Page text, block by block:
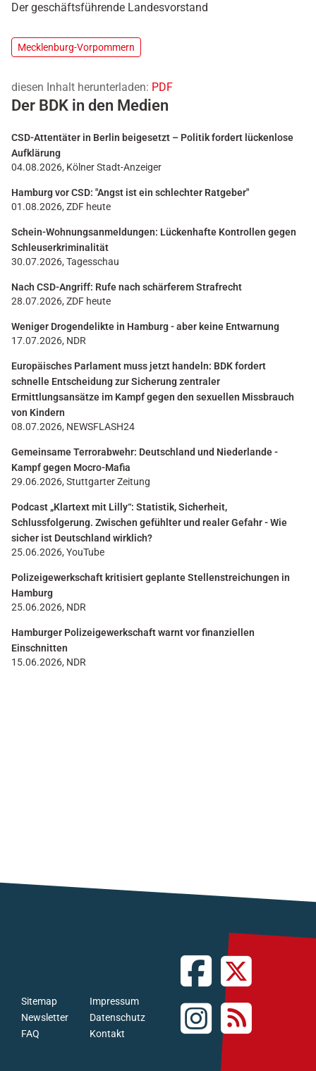
Der geschäftsführende Landesvorstand
Mecklenburg-Vorpommern
diesen Inhalt herunterladen: PDF
Der BDK in den Medien
CSD-Attentäter in Berlin beigesetzt – Politik fordert lückenlose
Aufklärung
04.08.2026, Kölner Stadt-Anzeiger
Hamburg vor CSD: "Angst ist ein schlechter Ratgeber"
01.08.2026, ZDF heute
Schein-Wohnungsanmeldungen: Lückenhafte Kontrollen gegen
Schleuserkriminalität
30.07.2026, Tagesschau
Nach CSD-Angriff: Rufe nach schärferem Strafrecht
28.07.2026, ZDF heute
Weniger Drogendelikte in Hamburg - aber keine Entwarnung
17.07.2026, NDR
Europäisches Parlament muss jetzt handeln: BDK fordert
schnelle Entscheidung zur Sicherung zentraler
Ermittlungsansätze im Kampf gegen den sexuellen Missbrauch
von Kindern
08.07.2026, NEWSFLASH24
Gemeinsame Terrorabwehr: Deutschland und Niederlande -
Kampf gegen Mocro-Mafia
29.06.2026, Stuttgarter Zeitung
Podcast „Klartext mit Lilly“: Statistik, Sicherheit,
Schlussfolgerung. Zwischen gefühlter und realer Gefahr - Wie
sicher ist Deutschland wirklich?
25.06.2026, YouTube
Polizeigewerkschaft kritisiert geplante Stellenstreichungen in
Hamburg
25.06.2026, NDR
Hamburger Polizeigewerkschaft warnt vor finanziellen
Einschnitten
15.06.2026, NDR
FAQ
Newsletter
Sitemap
Kontakt
Datenschutz
Impressum